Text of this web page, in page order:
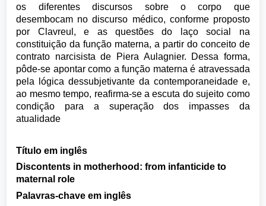
os diferentes discursos sobre o corpo que
desembocam no discurso médico, conforme proposto
por Clavreul, e as questões do laço social na
constituição da função materna, a partir do conceito de
contrato narcisista de Piera Aulagnier. Dessa forma,
pôde-se apontar como a função materna é atravessada
pela lógica dessubjetivante da contemporaneidade e,
ao mesmo tempo, reafirma-se a escuta do sujeito como
condição para a superação dos impasses da
atualidade
Título em inglês
Discontents in motherhood: from infanticide to
maternal role
Palavras-chave em inglês